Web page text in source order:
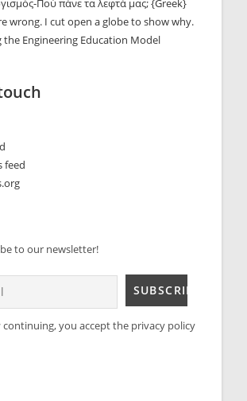
Πού πάνε τα λεφτά μας; {Greek}
wrong. I cut open a globe to show why.
Engineering Education Model
feed
to our newsletter!
continuing, you accept the privacy policy